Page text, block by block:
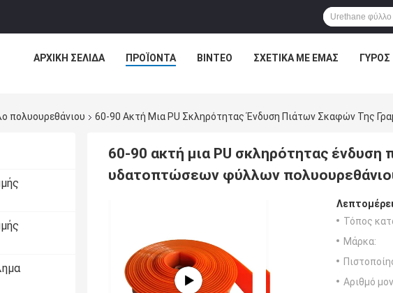
ΑΡΧΙΚΉ ΣΕΛΊΔΑ ΠΡΟΪΌΝΤΑ ΒΊΝΤΕΟ ΣΧΕΤΙΚΆ ΜΕ ΕΜΆΣ ΓΎΡΟΣ
πολυουρεθάνιου 60-90 Ακτή Μια PU Σκληρότητας Ένδυση Πιάτων Σκαφών Της
60-90 ακτή μια PU σκληρότητας
υδατοπτώσεων φύλλων
Τόπος
Μάρκα:
Αριθμό